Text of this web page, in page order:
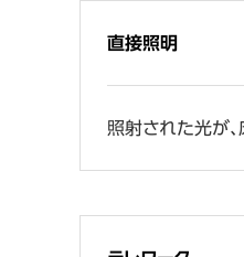
直接照明
照射された光が、